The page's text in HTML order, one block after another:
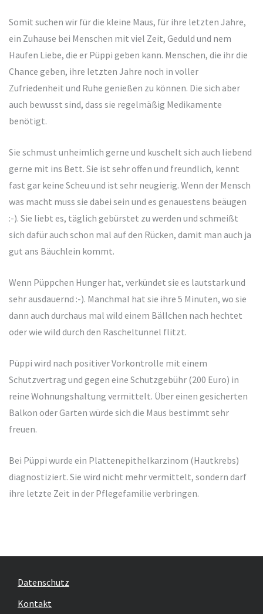
Somit suchen wir für die kleine Maus, für ihre letzten Jahre,
ein Zuhause bei Menschen mit viel Zeit, Geduld und nem
Haufen Liebe, die er Püppi geben kann. Menschen, die ihr die
Chance geben, ihre letzten Jahre noch in voller
Zufriedenheit und Ruhe genießen zu können. Die sich aber
auch bewusst sind, dass sie regelmäßig Medikamente
benötigt.
Sie schmust unheimlich gerne und kuschelt sich auch liebend
gerne mit ins Bett. Sie ist sehr offen und freundlich, kennt
fast gar keine Scheu und ist sehr neugierig. Wenn der Mensch
was macht muss sie dabei sein und es genauestens beäugen
:-). Sie liebt es, täglich gebürstet zu werden und schmeißt
sich dafür auch schon mal auf den Rücken, damit man auch ja
gut ans Bäuchlein kommt.
Wenn Püppchen Hunger hat, verkündet sie es lautstark und
sehr ausdauernd :-). Manchmal hat sie ihre 5 Minuten, wo sie
dann auch durchaus mal wild einem Bällchen nach hechtet
oder wie wild durch den Rascheltunnel flitzt.
Püppi wird nach positiver Vorkontrolle mit einem
Schutzvertrag und gegen eine Schutzgebühr (200 Euro) in
reine Wohnungshaltung vermittelt. Über einen gesicherten
Balkon oder Garten würde sich die Maus bestimmt sehr
freuen.
Bei Püppi wurde ein Plattenepithelkarzinom (Hautkrebs)
diagnostiziert. Sie wird nicht mehr vermittelt, sondern darf
ihre letzte Zeit in der Pflegefamilie verbringen.
Datenschutz
Kontakt